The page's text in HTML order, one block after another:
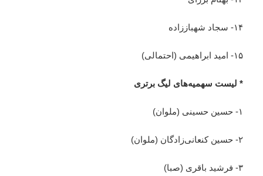
۱۴- سجاد شهباززاده
۱۵- امید ابراهیمی (احتمالی)
* لیست سهمیه‌های لیگ برتری
۱- حسین حسینی (ملوان)
۲- حسین کنعانی‌زادگان (ملوان)
۳- فرشید باقری (صبا)